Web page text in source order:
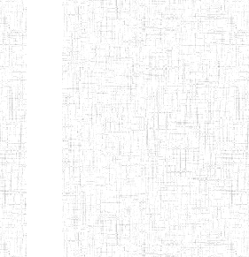
Etablissements
d'enseignement
normal
ENI